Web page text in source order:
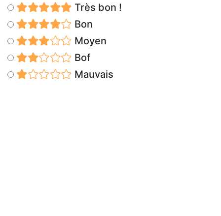
Très bon !
Bon
Moyen
Bof
Mauvais